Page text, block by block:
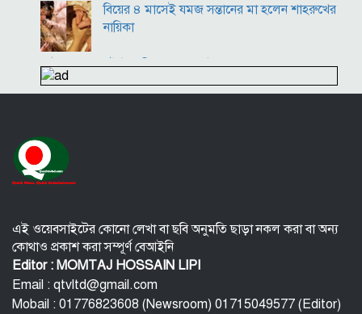
বিয়ের ৪ মাসেই যমজ সন্তানের মা হলেন শাহরুখের
নায়িকা
ইংল্যান্ডের টেস্ট অধিনায়ক বেন স্টোকস
পুরুষরা সকালে উঠে এই ৫ ভুল করবেন না! শরীর বিগড়ে যাবে
এই ওয়েবসাইটের কোনো লেখা বা ছবি অনুমতি ছাড়া নকল করা বা অন্য
কোথাও প্রকাশ করা সম্পূর্ণ বেআইনি
Editor : MOMTAJ HOSSAIN LIPI
Email : qtvltd@gmail.com
Mobail : 01776823608 (Newsroom) 01715049577 (Editor)